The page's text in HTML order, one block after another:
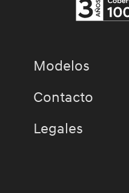
Modelos
Contacto
Legales